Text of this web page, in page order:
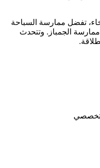
تفضل ممارسة السباحة
ممارسة الجمباز. وتتحدث